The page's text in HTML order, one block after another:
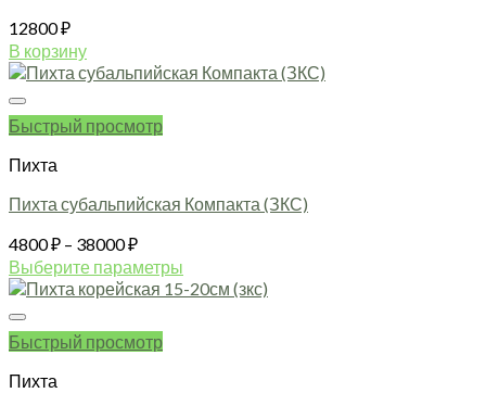
12800₽
В корзину
Быстрый просмотр
Пихта
Пихта субальпийская Компакта (ЗКС)
4800₽ – 38000₽Диапазон
цен:
4800 ₽
38000 ₽
Выберите параметры
Этот
имеет
несколько
вариаций.
Быстрый просмотр
Пихта